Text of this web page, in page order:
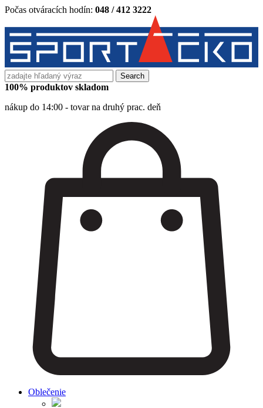
Počas otváracích hodín: 048 / 412 3222
Search
for:
100% produktov skladom
nákup do 14:00 - tovar na druhý prac. deň
Oblečenie